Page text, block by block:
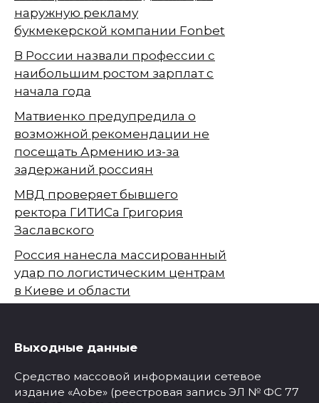
наружную рекламу
букмекерской компании Fonbet
В России назвали профессии с
наибольшим ростом зарплат с
начала года
Матвиенко предупредила о
возможной рекомендации не
посещать Армению из-за
задержаний россиян
МВД проверяет бывшего
ректора ГИТИСа Григория
Заславского
Россия нанесла массированный
удар по логистическим центрам
в Киеве и области
Выходные данные
Средство массовой информации сетевое
издание «Aobe» (реестровая запись ЭЛ № ФС 77